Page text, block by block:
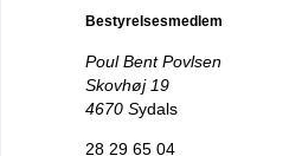
Bestyrelsesmedlem
Poul Bent Povlsen
Skovhøj 19
4670 Sydals
28 29 65 04